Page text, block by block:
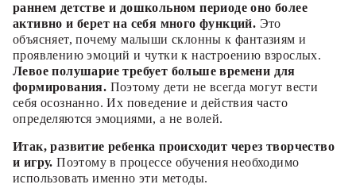
раннем детстве и дошкольном периоде оно более
активно и берет на себя много функций. Это
объясняет, почему малыши склонны к фантазиям и
проявлению эмоций и чутки к настроению взрослых.
Левое полушарие требует больше времени для
формирования. Поэтому дети не всегда могут вести
себя осознанно. Их поведение и действия часто
определяются эмоциями, а не волей.
Итак, развитие ребенка происходит через творчество
и игру. Поэтому в процессе обучения необходимо
использовать именно эти методы.